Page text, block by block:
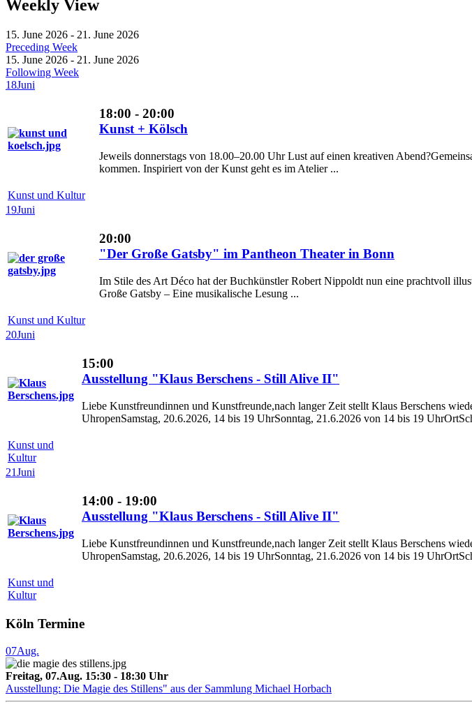
Weekly View
15. June 2026 - 21. June 2026
Preceding Week
15. June 2026 - 21. June 2026
Following Week
18Juni
18:00 - 20:00
Kunst + Kölsch
Jeweils donnerstags von 18.00–20.00 Uhr Lust auf einen kreativen
kommen. Inspiriert von der Kunst geht es im Atelier ...
Kunst und Kultur
19Juni
20:00
"Der Große Gatsby" im Pantheon Theater in Bonn
Im Stile des Art Déco hat der Buchkünstler Robert Nippoldt nun eine prachtvoll
Große Gatsby – Eine musikalische Lesung ...
Kunst und Kultur
20Juni
15:00
Ausstellung "Klaus Berschens - Still Alive II"
Liebe Kunstfreundinnen und Kunstfreunde,nach langer Zeit stellt Klaus Berschens
UhropenSamstag, 20.6.2026, 14 bis 19 UhrSonntag, 21.6.2026 von 14 bis 19
Kunst und
Kultur
21Juni
14:00 - 19:00
Ausstellung "Klaus Berschens - Still Alive II"
Liebe Kunstfreundinnen und Kunstfreunde,nach langer Zeit stellt Klaus Berschens
UhropenSamstag, 20.6.2026, 14 bis 19 UhrSonntag, 21.6.2026 von 14 bis 19
Kunst und
Kultur
Köln Termine
07Aug.
Freitag, 07.Aug. 15:30 - 18:30 Uhr
Ausstellung: Die Magie des Stillens" aus der Sammlung Michael Horbach